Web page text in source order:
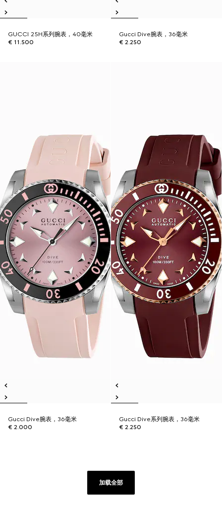
GUCCI 25H系列腕表，40毫米
€ 11.500
Gucci Dive腕表，36毫米
€ 2.250
Gucci Dive腕表，36毫米
€ 2.000
Gucci Dive系列腕表，36毫米
€ 2.250
加载全部